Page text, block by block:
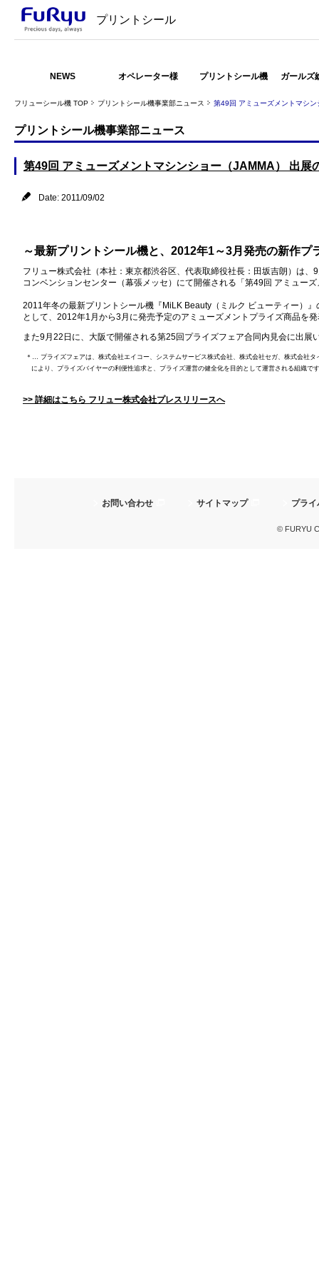
プリントシール
NEWS オペレーター様 プリントシール機 ガールズ
フリューシール機 TOP プリントシール機事業部ニュース 第49回 アミューズメントマシ
プリントシール機事業部ニュース
第49回 アミューズメントマシンショー（JAMMA） 出展
Date: 2011/09/02
～最新プリントシール機と、2012年1～3月発売の新作プ
フリュー株式会社（本社：東京都渋谷区、代表取締役社長：田坂吉朗）は
コンベンションセンター（幕張メッセ）にて開催される「第49回 アミュー
2011年冬の最新プリントシール機『MiLK Beauty（ミルク ビューティー）
として、2012年1月から3月に発売予定のアミューズメントプライズ商品を
また9月22日に、大阪で開催される第25回プライズフェア合同内見会に出展
＊… プライズフェアは、株式会社エイコー、システムサービス株式会社、株式会社セガ、株式会社
により、プライズバイヤーの利便性追求と、プライズ運営の健全化を目的として運営される組織で
>> 詳細はこちら フリュー株式会社プレスリリースへ
お問い合わせ サイトマップ プラ
© FURYU